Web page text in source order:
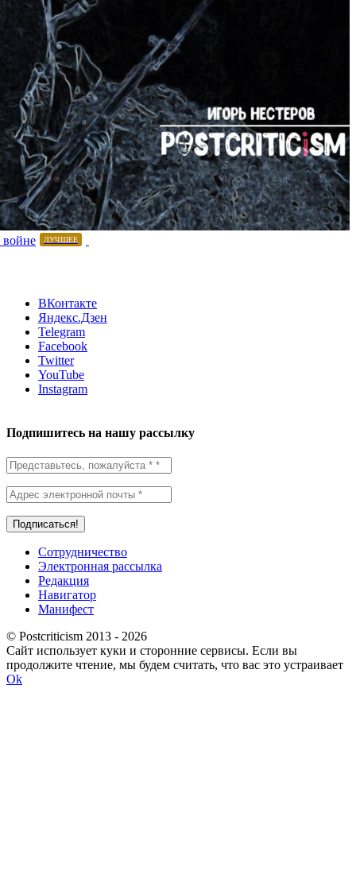
ЛУЧШЕЕ
ВКонтакте
Яндекс.Дзен
Telegram
Facebook
Twitter
YouTube
Instagram
Подпишитесь на нашу рассылку
Сотрудничество
Электронная рассылка
Редакция
Навигатор
Манифест
© Postcriticism 2013 - 2026
Сайт использует куки и сторонние сервисы. Если вы
продолжите чтение, мы будем считать, что вас это устраивает
Ok